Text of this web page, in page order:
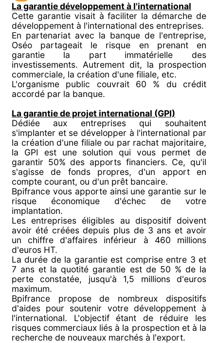
La garantie développement à l'international
Cette garantie visait à faciliter la démarche de
développement à l'international des entreprises.
En partenariat avec la banque de l'entreprise,
Oséo partageait le risque en prenant en
garantie la part immatérielle des
investissements. Autrement dit, la prospection
commerciale, la création d'une filiale, etc.
L'organisme public couvrait 60 % du crédit
accordé par la banque.
La garantie de projet international (GPI)
Dédiée aux entreprises qui souhaitent
s'implanter et se développer à l'international par
la création d'une filiale ou par rachat majoritaire,
la GPI est une solution qui vous permet de
garantir 50% des apports financiers. Ce, qu'il
s'agisse de fonds propres, d'un apport en
compte courant, ou d'un prêt bancaire.
Bpifrance vous apporte ainsi une garantie sur le
risque économique d'échec de votre
implantation.
Les entreprises éligibles au dispositif doivent
avoir été créées depuis plus de 3 ans et avoir
un chiffre d'affaires inférieur à 460 millions
d'euros HT.
La durée de la garantie est comprise entre 3 et
7 ans et la quotité garantie est de 50 % de la
perte constatée, jusqu'à 1,5 millions d'euros
maximum.
Bpifrance propose de nombreux dispositifs
d'aides pour soutenir votre développement à
l'international. L'objectif étant de réduire les
risques commerciaux liés à la prospection et à la
recherche de nouveaux marchés à l'export.